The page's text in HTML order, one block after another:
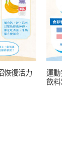
恢復活力
運動
飲料